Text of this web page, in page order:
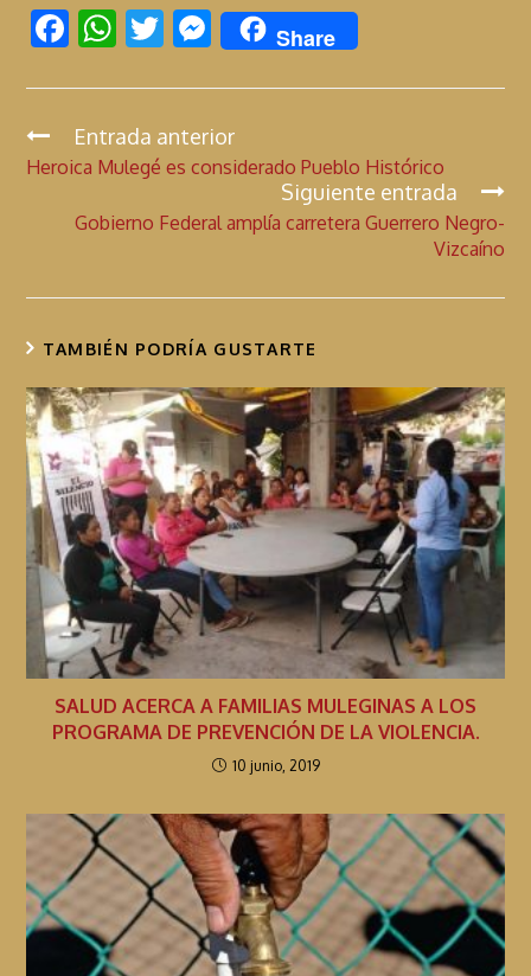
F
e
b
o
o
W
at
s
A
p
T
itt
er
M
es
se
n
g
er
Share
C
o
n
u
r
l
e
y
e
n
d
Entrada anterior
Heroica Mulegé es considerado Pueblo Histórico
Siguiente entrada
Gobierno Federal amplía carretera Guerrero Negro-
Vizcaíno
TAMBIÉN PODRÍA GUSTARTE
SALUD ACERCA A FAMILIAS MULEGINAS A LOS
PROGRAMA DE PREVENCIÓN DE LA VIOLENCIA.
10 junio, 2019